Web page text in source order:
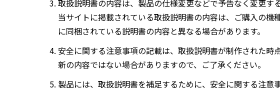
取扱説明書の内容は、製品の仕様変更などで予告なく変更す
当サイトに掲載されている取扱説明書の内容は、ご購入の
に同梱されている説明書の内容と異なる場合があります。
安全に関する注意事項の記載は、取扱説明書が制作された時
新の内容ではない場合がありますので、ご了承ください。
製品には、取扱説明書を補足するために、安全に関する注